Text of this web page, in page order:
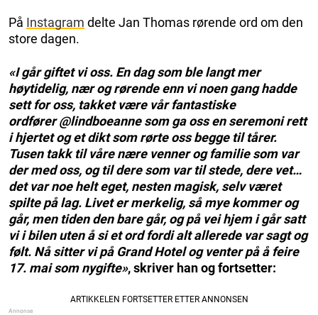
På Instagram delte Jan Thomas rørende ord om den
store dagen.
«I går giftet vi oss. En dag som ble langt mer
høytidelig, nær og rørende enn vi noen gang hadde
sett for oss, takket være vår fantastiske
ordfører @lindboeanne som ga oss en seremoni rett
i hjertet og et dikt som rørte oss begge til tårer.
Tusen takk til våre nære venner og familie som var
der med oss, og til dere som var til stede, dere vet…
det var noe helt eget, nesten magisk, selv været
spilte på lag. Livet er merkelig, så mye kommer og
går, men tiden den bare går, og på vei hjem i går satt
vi i bilen uten å si et ord fordi alt allerede var sagt og
følt. Nå sitter vi på Grand Hotel og venter på å feire
17. mai som nygifte», skriver han og fortsetter: